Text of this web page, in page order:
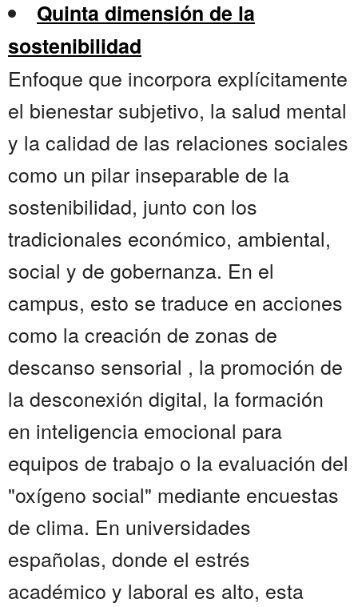
Quinta dimensión de la
sostenibilidad
Enfoque que incorpora explícitamente
el bienestar subjetivo, la salud mental
y la calidad de las relaciones sociales
como un pilar inseparable de la
sostenibilidad, junto con los
tradicionales económico, ambiental,
social y de gobernanza. En el
campus, esto se traduce en acciones
como la creación de zonas de
descanso sensorial , la promoción de
la desconexión digital, la formación
en inteligencia emocional para
equipos de trabajo o la evaluación del
"oxígeno social" mediante encuestas
de clima. En universidades
españolas, donde el estrés
académico y laboral es alto, esta